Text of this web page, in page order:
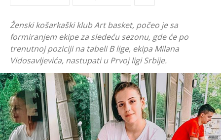
Ženski košarkaški klub Art basket, počeo je sa
formiranjem ekipe za sledeću sezonu, gde će po
trenutnoj poziciji na tabeli B lige, ekipa Milana
Vidosavljevića, nastupati u Prvoj ligi Srbije.